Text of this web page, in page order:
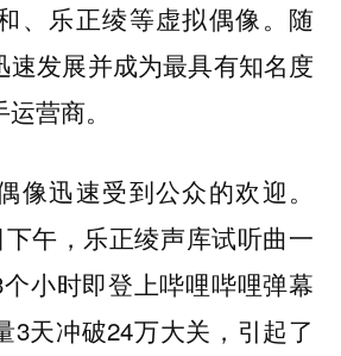
、乐正绫等虚拟偶像。随
速发展并成为最具有知名度
营商。
像迅速受到公众的欢迎。
午，乐正绫声库试听曲一
小时即登上哔哩哔哩弹幕
3天冲破24万大关，引起了